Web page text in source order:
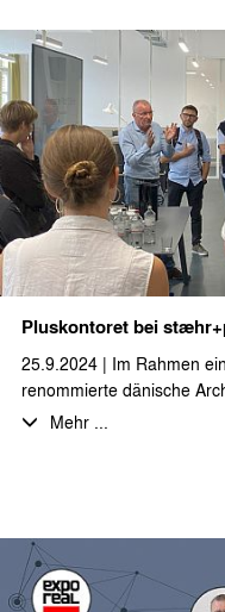
und besinnliche Advents-
Pluskontoret bei
25.9.2024 | Im Rahmen
renommierte dänische
Woche zu Besuch bei
Der Austausch anhand
alle Beteiligten
gemacht!
Mehr ...